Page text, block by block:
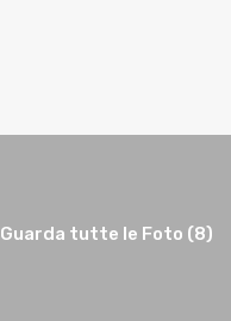
Guarda tutte le Foto (8)